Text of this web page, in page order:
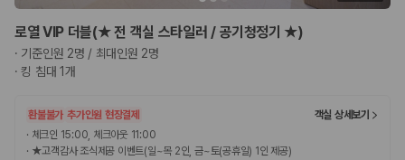
로열 VIP 더블(★ 전 객실 스타일러 / 공기청정기 ★)
· 기준인원 2명 / 최대인원 2명
·킹 침대 1개
환불불가 추가인원 현장결제
객실 상세보기
· 체크인 15:00, 체크아웃 11:00
· ★고객감사 조식제공 이벤트(일~목 2인, 금~토(공휴일) 1인 제공)